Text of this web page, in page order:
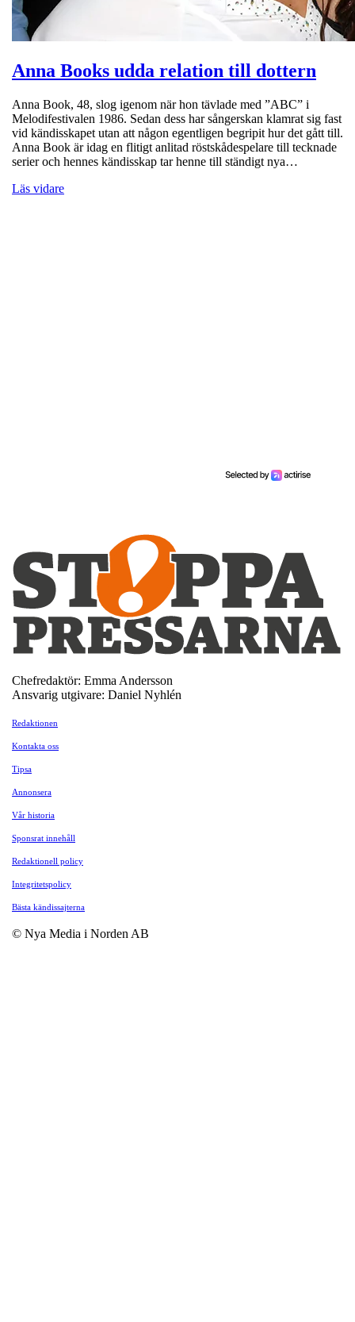
Anna Books udda relation till dottern
Anna Book, 48, slog igenom när hon tävlade med ”ABC” i
Melodifestivalen 1986. Sedan dess har sångerskan klamrat sig fast
vid kändisskapet utan att någon egentligen begripit hur det gått till.
Anna Book är idag en flitigt anlitad röstskådespelare till tecknade
serier och hennes kändisskap tar henne till ständigt nya…
Läs vidare
Chefredaktör: Emma Andersson
Ansvarig utgivare: Daniel Nyhlén
Redaktionen
Kontakta oss
Tipsa
Annonsera
Vår historia
Sponsrat innehåll
Redaktionell policy
Integritetspolicy
Bästa kändissajterna
© Nya Media i Norden AB